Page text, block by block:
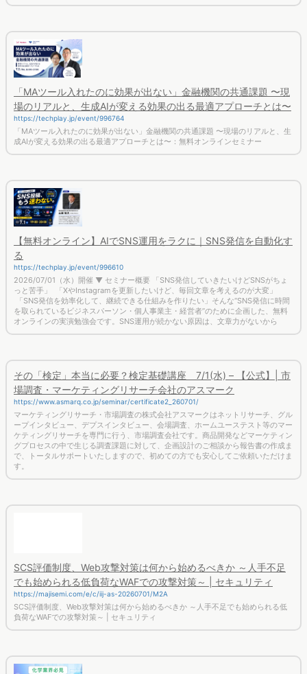
場のリアルと、生成AIが変える効果の出る最適アプローチとは〜
https://techplay.jp/event/996764
「MAツール入れたのに効果が出ない」金融機関の共通課題 〜現場のリアルと、生
成AIが変える効果の出る最適アプローチとは〜：無料オンラインセミナー
る
https://techplay.jp/event/996610
2026/07/01（水）開催 ▼ セミナー概要 「SNS発信していきたいけどSNSがちょ
っと苦手」 「XやInstagramを更新したいけど、毎回文章を考えるのが大変」
「SNS発信を効率化して、継続できる仕組みを作りたい」そんな“SNS発信に時間
を取られているビジネスパーソン・個人事業主・経営者”のために企画した、無料
オンラインの実演勉強会です。SNS運用が続かない原因は、文章力がないから
場調査・マーケティングリサーチ会社のアスマーク
https://www.asmarq.co.jp/seminar/certificate2_260701/
マーケティングリサーチ・市場調査の株式会社アスマークはネットリサーチ、グル
ープインタビュー、デプスインタビュー、会場調査、ホームユーステスト等のマー
ケティングリサーチを専門に行う、市場調査会社です。商品開発などマーケティン
グプロセスの中で生じる調査課題に対して、企画設計のご相談から報告書の作成ま
で、トータルサポートいたしますので、初めての方でも安心してご依頼いただけま
す。
でも始められる低負荷なWAFでの攻撃対策～ | セキュリティ
https://majisemi.com/e/c/iij-as-20260701/M2A
SCS評価制度、Web攻撃対策は何から始めるべきか ～人手不足でも始められる低
負荷なWAFでの攻撃対策～ | セキュリティ